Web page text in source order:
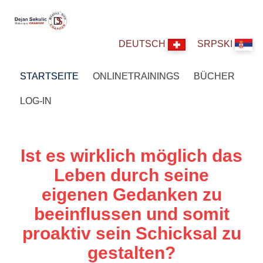
DEUTSCH SRPSKI
STARTSEITE ONLINETRAININGS BÜCHER
LOG-IN
Ist es wirklich möglich das
Leben durch seine
eigenen Gedanken zu
beeinflussen und somit
proaktiv sein Schicksal zu
gestalten?